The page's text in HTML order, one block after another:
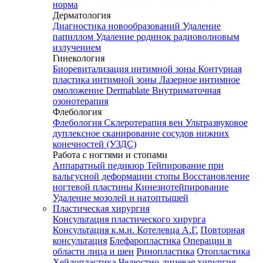
норма
Дерматология
Диагностика новообразований Удаление
папиллом Удаление родинок радиоволновым
излучением
Гинекология
Биоревитализация интимной зоны Контурная
пластика интимной зоны Лазерное интимное
омоложение Dermablate Внутриматочная
озонотерапия
Флебология
Флебология Склеротерапия вен Ультразвуковое
дуплексное сканирование сосудов нижних
конечностей (УЗДС)
Работа с ногтями и стопами
Аппаратный педикюр Тейпирование при
вальгусной деформации стопы Восстановление
ногтевой пластины Кинезиотейпирование
Удаление мозолей и натоптышей
Пластическая хирургия
Консультация пластического хирурга
Консультация к.м.н. Котелевца А.Г. Повторная
консультация Блефаропластика Операции в
области лица и шеи Ринопластика Отопластика